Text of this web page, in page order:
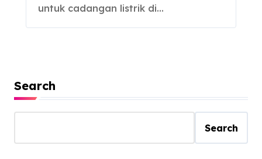
untuk cadangan listrik di…
Search
Search